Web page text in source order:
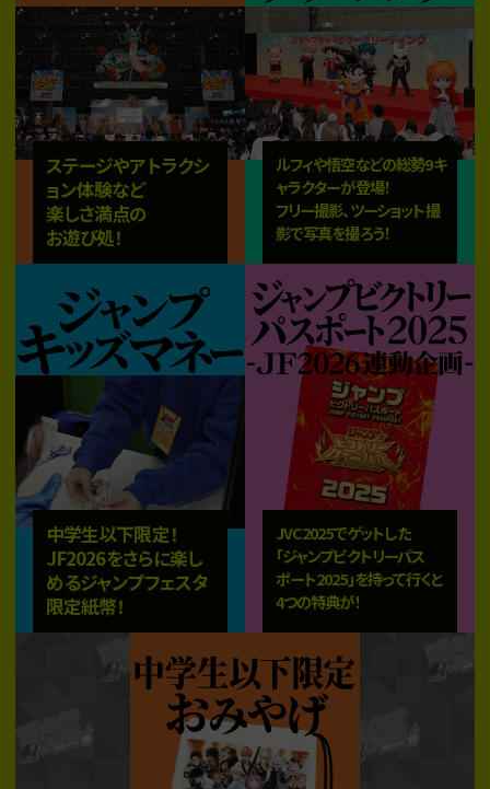
ステージやアトラクシ
ョン体験など
楽しさ満点の
お遊び処！
ルフィや悟空などの総勢9キ
ャラクターが登場！
フリー撮影、ツーショット撮
影で写真を撮ろう！
中学生以下限定！
JF2026をさらに楽し
めるジャンプフェスタ
限定紙幣！
JVC2025でゲットした
「ジャンプビクトリーパス
ポート2025」を持って行くと
4つの特典が！